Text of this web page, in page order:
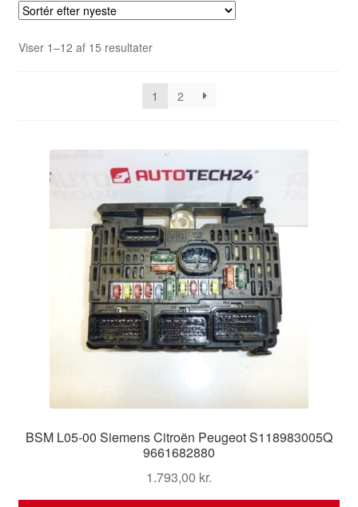
Viser 1–12 af 15 resultaterSorteret
seneste
1
2
BSM L05-00 Siemens Citroën Peugeot S118983005Q
9661682880
1.793,00 kr.